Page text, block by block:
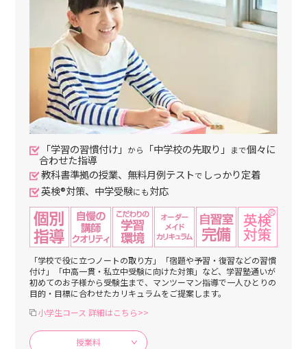
「学習の習慣付け」 から 「中学校の先取り」 まで個々に
合わせた指導
教科書準拠の授業、無料月例テストで しっかり定着
英検®対策、中学受験にも対応
「学校で役に立つノートの取り方」「宿題や予習・復習などの習慣
付け」「中高一貫・私立中受験に向けた対策」など、学習塾通いが
初めてのお子様から受験生まで、マンツーマン指導で一人ひとりの
目的・目標に合わせたカリキュラムをご提案します。
小学生コース 詳細はこちら>>
授業料